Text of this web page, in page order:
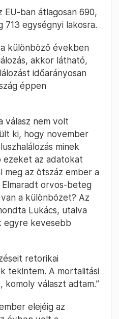
EU-ban átlagosan 690,
713 egységnyi lakosra.
különböző években
akkor látható,
időarányosan
éppen
válasz nem volt
ki, hogy november
minek
ezeket az adatokat
meg az ötszáz ember a
orvos-beteg
a különbözet? Az
Lukács, utalva
egyre kevesebb
retorikai
tekintem. A mortalitási
választ adtam.”
elejéig az